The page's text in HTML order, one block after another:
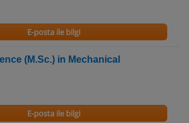
E-posta ile bilgi
(M.Sc.) in Mechanical
E-posta ile bilgi